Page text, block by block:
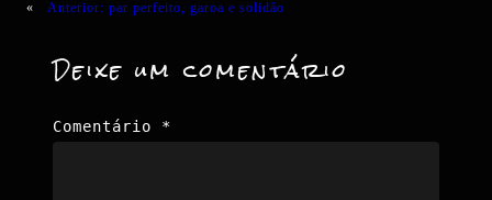
« Anterior: par perfeito, garoa e solidão
Deixe um comentário
Comentário *